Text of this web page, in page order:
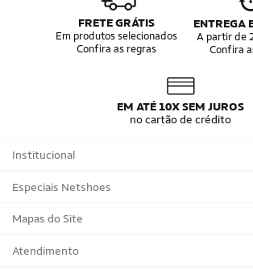
FRETE GRÁTIS
Em produtos selecionados
Confira as regras
ENTREGA
A partir de
Confira
EM ATÉ 10X SEM JUROS
no cartão de crédito
Institucional
Sobre a Netshoes
Política de Privacidade
Programa de Afiliados
Especiais Netshoes
Suplementos
Corrida
Mapas do Site
Marcas
Atendimento